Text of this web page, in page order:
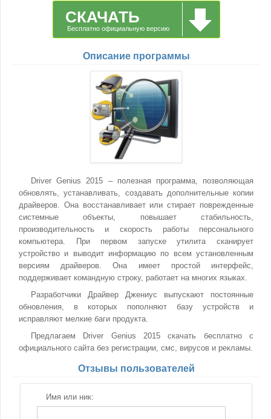
СКАЧАТЬ
Бесплатно официальную версию
Описание программы
Driver Genius 2015 – полезная программа, позволяющая
обновлять, устанавливать, создавать дополнительные копии
драйверов. Она восстанавливает или стирает поврежденные
системные объекты, повышает стабильность,
производительность и скорость работы персонального
компьютера. При первом запуске утилита сканирует
устройство и выводит информацию по всем установленным
версиям драйверов. Она имеет простой интерфейс,
поддерживает командную строку, работает на многих языках.
Разработчики Драйвер Джениус выпускают постоянные
обновления, в которых пополняют базу устройств и
исправляют мелкие баги продукта.
Предлагаем Driver Genius 2015 скачать бесплатно с
официального сайта без регистрации, смс, вирусов и рекламы.
Отзывы пользователей
Имя или ник: